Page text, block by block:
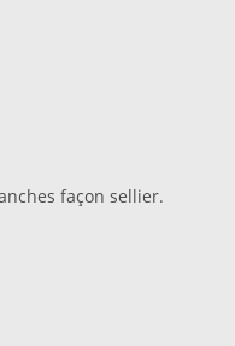
façon sellier.